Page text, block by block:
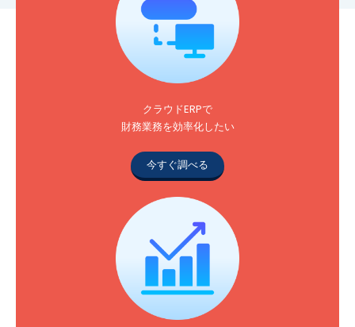
クラウドERPで
財務業務を効率化したい
今すぐ調べる